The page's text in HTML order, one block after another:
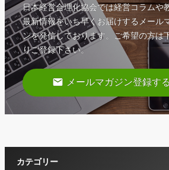
日本経営合理化協会では経営コラムや
最新情報をいち早くお届けするメール
ンを発信しております。ご希望の方は
りご登録下さい。
email メールマガジン登録する
カテゴリー